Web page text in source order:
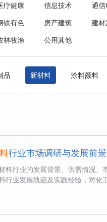
疗健康 信息技术 通
铁有色
房产建筑 建
林牧渔
公用其他
品 新材料 涂料颜料
行业市场调研与发展前
料行业的发展背景、供需情况、
行业发展轨迹及实践经验，对化